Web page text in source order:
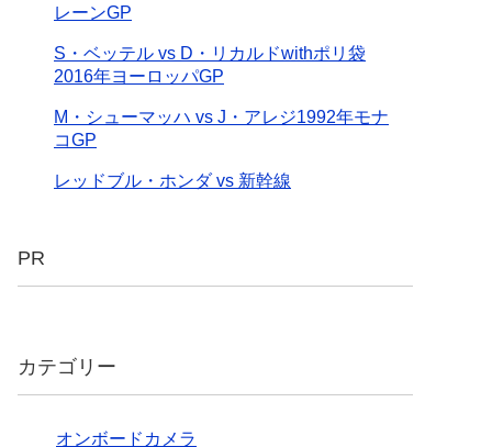
レーンGP
S・ベッテル vs D・リカルドwithポリ袋
2016年ヨーロッパGP
M・シューマッハ vs J・アレジ1992年モナ
コGP
レッドブル・ホンダ vs 新幹線
PR
カテゴリー
オンボードカメラ